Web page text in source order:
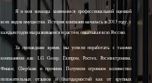
Я и моя команда занимаемся профессиональной оценкой
всех видов имущества. История компании началась в 2013 году, с
каждым годом мы развиваемся и растём, охватывая всю Россию.
За прошедшее время, мы успели поработать с такими
компаниями как: LG Group, Газпром, Ростех, Росэлектроника,
Финам, Сбербанк и прочими. Получили огромное количество
положительных отзывов и благодарностей как от крупных